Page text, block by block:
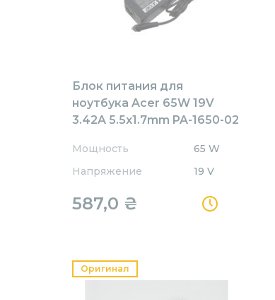
Блок питания для
ноутбука Acer 65W 19V
3.42A 5.5x1.7mm PA-1650-02
Мощность
65 W
Напряжение
19 V
587,0 ₴
Оригинал